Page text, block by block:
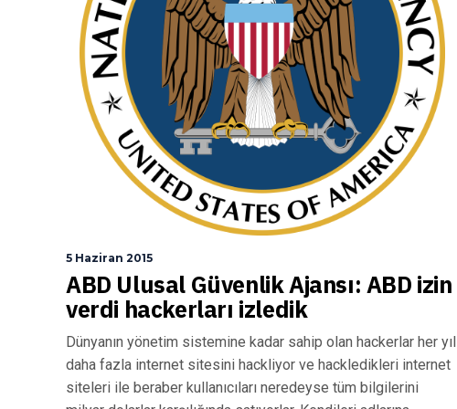
5 Haziran 2015
ABD Ulusal Güvenlik Ajansı: ABD izin
verdi hackerları izledik
Dünyanın yönetim sistemine kadar sahip olan hackerlar her yıl
daha fazla internet sitesini hackliyor ve hackledikleri internet
siteleri ile beraber kullanıcıları neredeyse tüm bilgilerini